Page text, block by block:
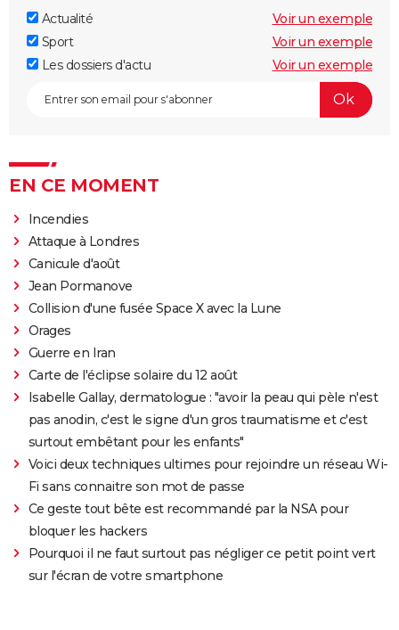
Actualité
Voir un exemple
Sport
Voir un exemple
Les dossiers d'actu
Voir un exemple
EN CE MOMENT
Incendies
Attaque à Londres
Canicule d'août
Jean Pormanove
Collision d'une fusée Space X avec la Lune
Orages
Guerre en Iran
Carte de l'éclipse solaire du 12 août
Isabelle Gallay, dermatologue : "avoir la peau qui pèle n'est
pas anodin, c'est le signe d'un gros traumatisme et c'est
surtout embêtant pour les enfants"
Voici deux techniques ultimes pour rejoindre un réseau Wi-
Fi sans connaitre son mot de passe
Ce geste tout bête est recommandé par la NSA pour
bloquer les hackers
Pourquoi il ne faut surtout pas négliger ce petit point vert
sur l'écran de votre smartphone